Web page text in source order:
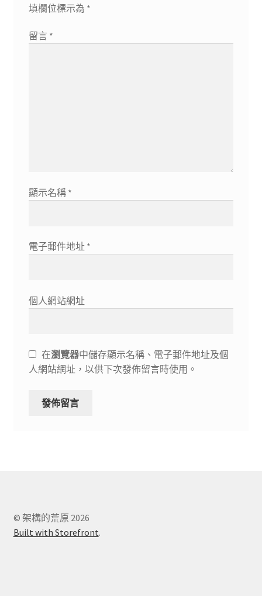
填欄位標示為 *
留言 *
顯示名稱 *
電子郵件地址 *
個人網站網址
在瀏覽器中儲存顯示名稱、電子郵件地址及個
人網站網址，以供下次發佈留言時使用。
© 架構的荒原 2026
Built with Storefront.